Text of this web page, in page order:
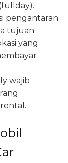
pengantaran
tujuan
yang
wajib